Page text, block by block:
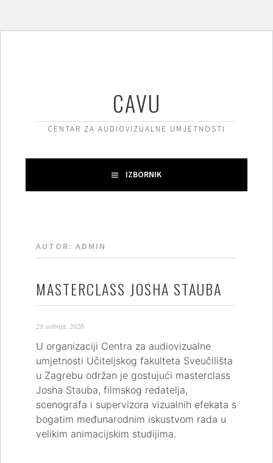
CAVU
CENTAR ZA AUDIOVIZUALNE UMJETNOSTI
IZBORNIK
AUTOR: ADMIN
MASTERCLASS JOSHA STAUBA
28 svibnja, 2026
U organizaciji Centra za audiovizualne
umjetnosti Učiteljskog fakulteta Sveučilišta
u Zagrebu održan je gostujući masterclass
Josha Stauba, filmskog redatelja,
scenografa i supervizora vizualnih efekata s
bogatim međunarodnim iskustvom rada u
velikim animacijskim studijima.